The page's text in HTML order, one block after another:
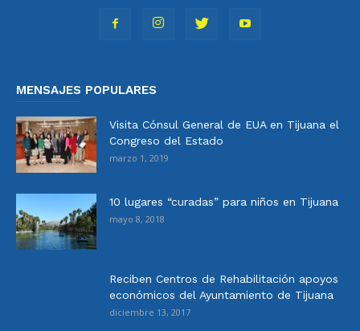
MENSAJES POPULARES
Visita Cónsul General de EUA en Tijuana el
Congreso del Estado
marzo 1, 2019
10 lugares “curadas” para niños en Tijuana
mayo 8, 2018
Reciben Centros de Rehabilitación apoyos
económicos del Ayuntamiento de Tijuana
diciembre 13, 2017